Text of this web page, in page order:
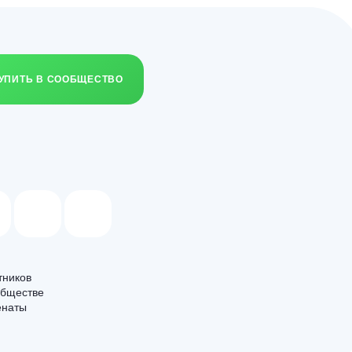
В СООБЩЕСТВО